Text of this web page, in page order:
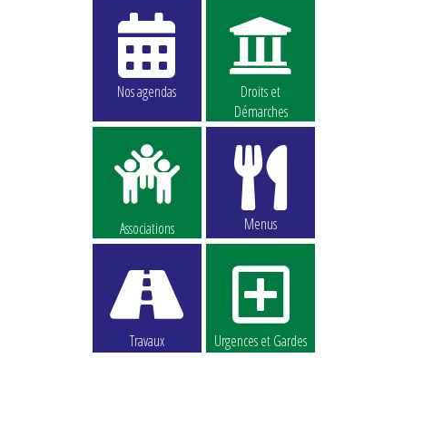
Nos agendas
Droits et
Démarches
Associations Menus
Travaux Urgences et Gardes